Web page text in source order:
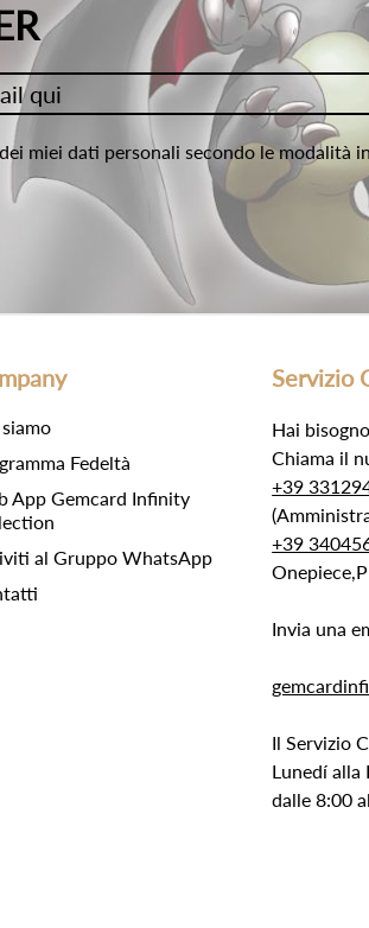
miei dati personali secondo le modalità
Fedeltà
App Gemcard Infinity
al Gruppo WhatsApp
Servizio
Hai
Chiama il
+39
+39
Invia una
Il Servizio
Lunedí alla
dalle 8:00